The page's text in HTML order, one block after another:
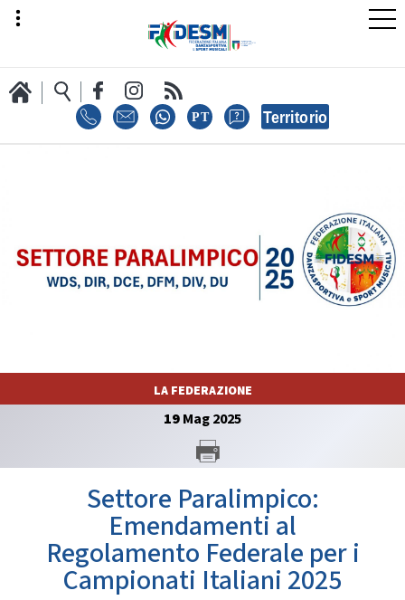
AREA SPORT
GARE
Contatti Discipline
LA FEDERAZIONE
19Mag2025
Settore Paralimpico:
Emendamenti al
Regolamento Federale per i
Campionati Italiani 2025